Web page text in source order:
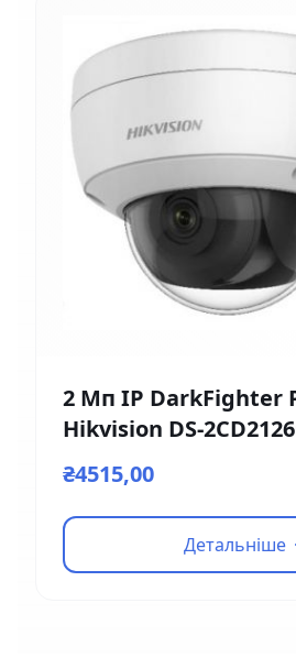
2 Мп IP DarkFighter
Hikvision DS-
(2.8мм)
₴4515,00
Детальніше